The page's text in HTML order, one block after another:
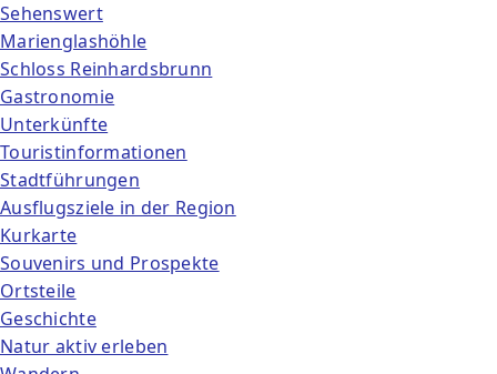
Sehenswert
Marienglashöhle
Schloss Reinhardsbrunn
Gastronomie
Unterkünfte
Touristinformationen
Stadtführungen
Ausflugsziele in der Region
Kurkarte
Souvenirs und Prospekte
Ortsteile
Geschichte
Natur aktiv erleben